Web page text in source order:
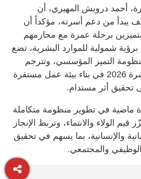
أحمد درويش المهيري، أن
يبدأ من دعم أسرته، مؤكداً أن
برحلة عمرة مع محارمهم
برؤية شمولية للموارد البشرية، تضع
التميز المؤسسي، وتترجم
مستهدفات عام الأسرة 2026 في بناء بيئة عمل مستقرة
تحقيق أثر مستدام.
ماضية في تطوير منظومة متكاملة
قيم الولاء والانتماء، وتربط الإنجاز
والإنسانية، بما يسهم في تحقيق
الوظيفي والمجتمعي.